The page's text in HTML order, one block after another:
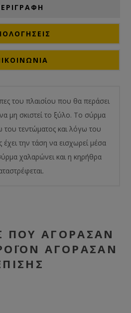
του πλαισίου που θα περάσει
μη σκιστεί το ξύλο. Το σύρμα
τεντώματος και λόγω του
την τάση να εισχωρεί μέσα
χαλαρώνει και η κηρήθρα
ΠΟΥ ΑΓΌΡΑΣΑΝ
ΑΓΌΡΑΣΑΝ